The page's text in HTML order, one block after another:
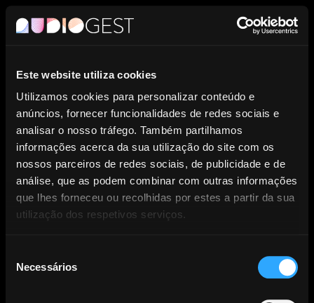
Este website utiliza cookies
Utilizamos cookies para personalizar conteúdo e
anúncios, fornecer funcionalidades de redes sociais e
analisar o nosso tráfego. Também partilhamos
informações acerca da sua utilização do site com os
nossos parceiros de redes sociais, de publicidade e de
análise, que as podem combinar com outras informações
que lhes forneceu ou recolhidas por estes a partir da sua
utilização dos respetivos serviços.
Necessários
PT
Entidade de Gestão Coletiva de
Direitos dos Produtores
Fonográficos.
NOTÍCIAS